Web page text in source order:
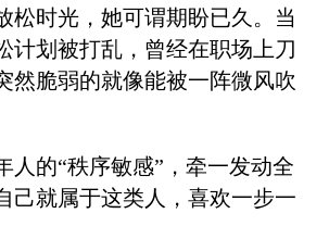
松时光，她可谓期盼已久。当
计划被打乱，曾经在职场上刀
然脆弱的就像能被一阵微风吹
人的“秩序敏感”，牵一发动全
己就属于这类人，喜欢一步一